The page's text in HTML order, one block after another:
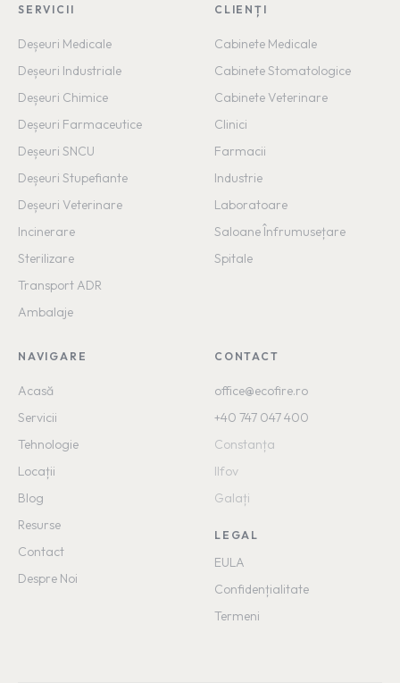
SERVICII
Deșeuri Medicale
Deșeuri Industriale
Deșeuri Chimice
Deșeuri Farmaceutice
Deșeuri SNCU
Deșeuri Stupefiante
Deșeuri Veterinare
Incinerare
Sterilizare
Transport ADR
Ambalaje
CLIENȚI
Cabinete Medicale
Cabinete Stomatologice
Cabinete Veterinare
Clinici
Farmacii
Industrie
Laboratoare
Saloane Înfrumusețare
Spitale
NAVIGARE
Acasă
Servicii
Tehnologie
Locații
Blog
Resurse
Contact
Despre Noi
CONTACT
office@ecofire.ro
+40 747 047 400
Constanța
Ilfov
Galați
LEGAL
EULA
Confidențialitate
Termeni